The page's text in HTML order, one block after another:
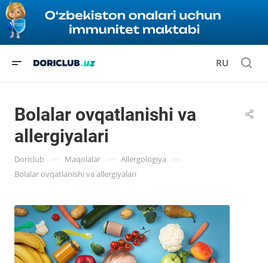
RU
Bolalar ovqatlanishi va
allergiyalari
Doriclub — Maqolalar — Allergologiya —
Bolalar ovqatlanishi va allergiyalari